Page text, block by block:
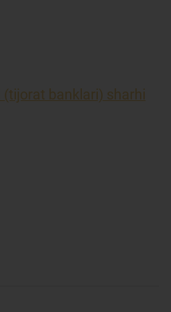
banklari) sharhi